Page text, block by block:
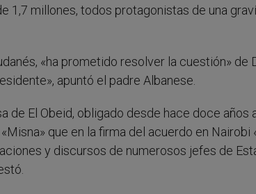
1,7 millones, todos protagonistas de una
«ha prometido resolver la cuestión» de
apuntó el padre Albanese.
de El Obeid, obligado desde hace doce años
que en la firma del acuerdo en Nairobi
y discursos de numerosos jefes de